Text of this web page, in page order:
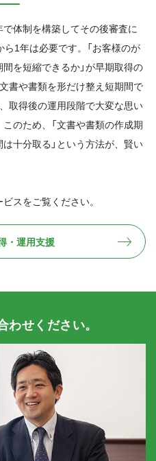
体制を構築してその後審査に
1年は必要です。「お客様のが
を短縮できるか」が早期取得の
書や書類を形だけ整え短期間で
取得後の運用段階で大変な思い
のため、「文書や書類の作成期
十分取る」という方法が、賢い
スをご覧ください。
・運⽤⽀援
せください。